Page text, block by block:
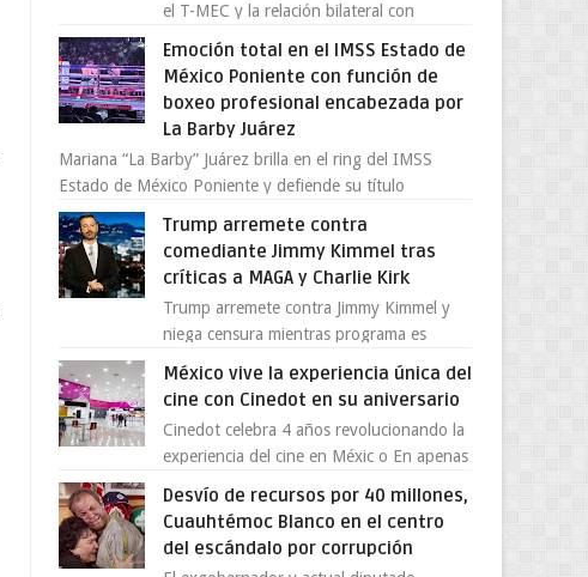
el T-MEC y la relación bilateral con
Emoción total en el IMSS Estado de
México Poniente con función de
boxeo profesional encabezada por
La Barby Juárez
Mariana “La Barby” Juárez brilla en el ring del IMSS
Estado de México Poniente y defiende su título
Supergallo La Unidad Deportiva Cuauhtémo...
Trump arremete contra
comediante Jimmy Kimmel tras
críticas a MAGA y Charlie Kirk
Trump arremete contra Jimmy Kimmel y
niega censura mientras programa es
programa Jimmy Kimmel Live! ...
México vive la experiencia única del
cine con Cinedot en su aniversario
Cinedot celebra 4 años revolucionando la
experiencia del cine en Méxic o En apenas
cuatro años, Cinedot ha demostrado que
Desvío de recursos por 40 millones,
Cuauhtémoc Blanco en el centro
del escándalo por corrupción